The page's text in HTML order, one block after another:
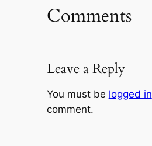
Comments
Leave a Reply
You must be logged in
comment.